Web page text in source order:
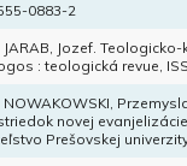
0883-2
JARAB, Jozef.
: teologická revue,
NOWAKOWSKI,
novej
Prešovskej